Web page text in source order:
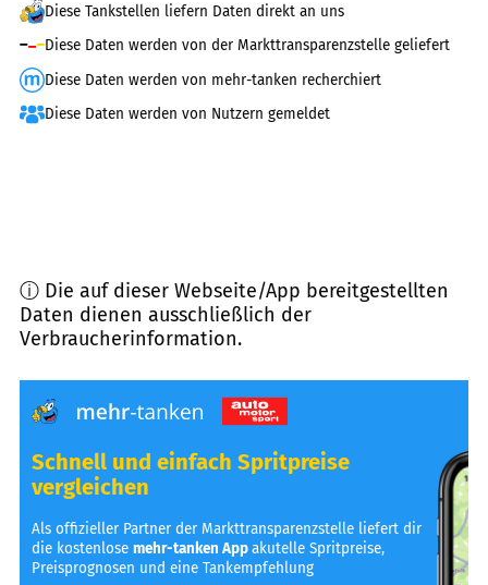
Diese Tankstellen liefern Daten direkt an uns
Diese Daten werden von der Markttransparenzstelle geliefert
Diese Daten werden von mehr-tanken recherchiert
Diese Daten werden von Nutzern gemeldet
ⓘ Die auf dieser Webseite/App bereitgestellten
Daten dienen ausschließlich der
Verbraucherinformation.
Schnell und einfach Spritpreise
vergleichen
Als offizieller Partner der Markttransparenzstelle liefert dir
die kostenlosemehr-tanken Appakutelle Spritpreise,
Preisprognosen und eine Tankempfehlung